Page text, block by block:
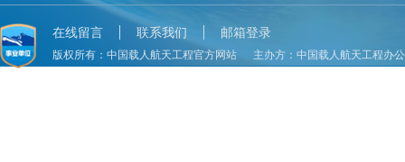
在线留言 联系我们 邮箱登录
版权所有： 中国载人航天工程官方网站 主办方： 中国载人航天工程办